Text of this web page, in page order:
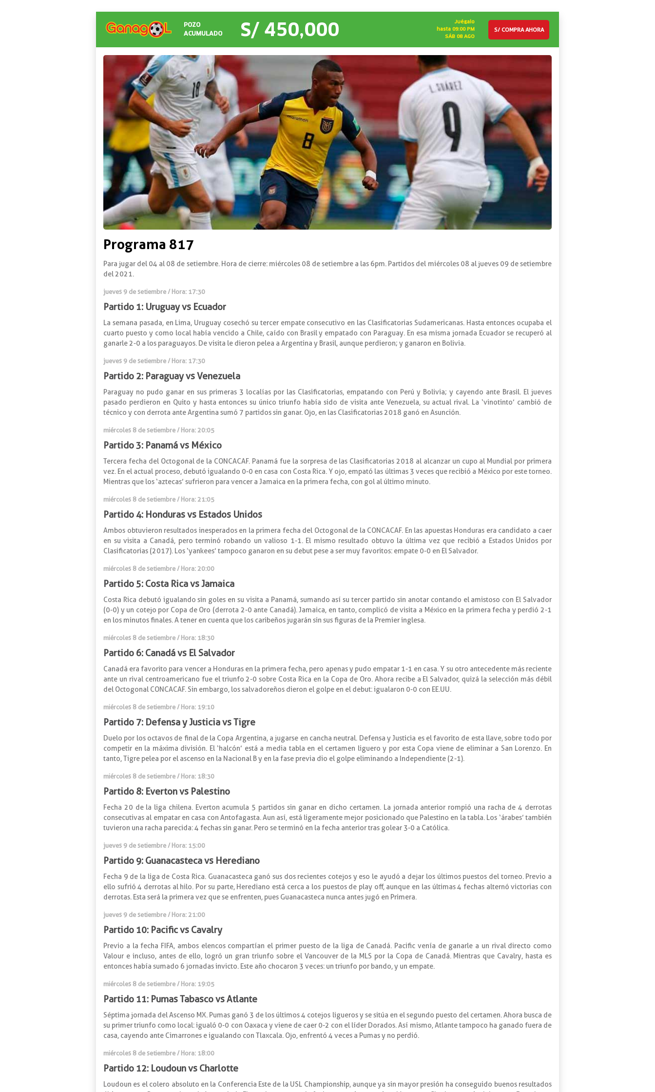
POZO
ACUMULADO
S/ 450,000
Juégalo
hasta 09:00 PM
SÁB 08 AGO
S/ COMPRA AHORA
Programa 817
Para jugar del 04 al 08 de setiembre. Hora de cierre: miércoles 08 de setiembre a las 6pm. Partidos del miércoles 08 al jueves 09 de setiembre
del 2021.
jueves 9 de setiembre / Hora: 17:30
Partido 1: Uruguay vs Ecuador
La semana pasada, en Lima, Uruguay cosechó su tercer empate consecutivo en las Clasificatorias Sudamericanas. Hasta entonces ocupaba el
cuarto puesto y como local había vencido a Chile, caído con Brasil y empatado con Paraguay. En esa misma jornada Ecuador se recuperó al
ganarle 2-0 a los paraguayos. De visita le dieron pelea a Argentina y Brasil, aunque perdieron; y ganaron en Bolivia.
jueves 9 de setiembre / Hora: 17:30
Partido 2: Paraguay vs Venezuela
Paraguay no pudo ganar en sus primeras 3 localías por las Clasificatorias, empatando con Perú y Bolivia; y cayendo ante Brasil. El jueves
pasado perdieron en Quito y hasta entonces su único triunfo había sido de visita ante Venezuela, su actual rival. La ‘vinotinto’ cambió de
técnico y con derrota ante Argentina sumó 7 partidos sin ganar. Ojo, en las Clasificatorias 2018 ganó en Asunción.
miércoles 8 de setiembre / Hora: 20:05
Partido 3: Panamá vs México
Tercera fecha del Octogonal de la CONCACAF. Panamá fue la sorpresa de las Clasificatorias 2018 al alcanzar un cupo al Mundial por primera
vez. En el actual proceso, debutó igualando 0-0 en casa con Costa Rica. Y ojo, empató las últimas 3 veces que recibió a México por este torneo.
Mientras que los ‘aztecas’ sufrieron para vencer a Jamaica en la primera fecha, con gol al último minuto.
miércoles 8 de setiembre / Hora: 21:05
Partido 4: Honduras vs Estados Unidos
Ambos obtuvieron resultados inesperados en la primera fecha del Octogonal de la CONCACAF. En las apuestas Honduras era candidato a caer
en su visita a Canadá, pero terminó robando un valioso 1-1. El mismo resultado obtuvo la última vez que recibió a Estados Unidos por
Clasificatorias (2017). Los ‘yankees’ tampoco ganaron en su debut pese a ser muy favoritos: empate 0-0 en El Salvador.
miércoles 8 de setiembre / Hora: 20:00
Partido 5: Costa Rica vs Jamaica
Costa Rica debutó igualando sin goles en su visita a Panamá, sumando así su tercer partido sin anotar contando el amistoso con El Salvador
(0-0) y un cotejo por Copa de Oro (derrota 2-0 ante Canadá). Jamaica, en tanto, complicó de visita a México en la primera fecha y perdió 2-1
en los minutos finales. A tener en cuenta que los caribeños jugarán sin sus figuras de la Premier inglesa.
miércoles 8 de setiembre / Hora: 18:30
Partido 6: Canadá vs El Salvador
Canadá era favorito para vencer a Honduras en la primera fecha, pero apenas y pudo empatar 1-1 en casa. Y su otro antecedente más reciente
ante un rival centroamericano fue el triunfo 2-0 sobre Costa Rica en la Copa de Oro. Ahora recibe a El Salvador, quizá la selección más débil
del Octogonal CONCACAF. Sin embargo, los salvadoreños dieron el golpe en el debut: igualaron 0-0 con EE.UU.
miércoles 8 de setiembre / Hora: 19:10
Partido 7: Defensa y Justicia vs Tigre
Duelo por los octavos de final de la Copa Argentina, a jugarse en cancha neutral. Defensa y Justicia es el favorito de esta llave, sobre todo por
competir en la máxima división. El ‘halcón’ está a media tabla en el certamen liguero y por esta Copa viene de eliminar a San Lorenzo. En
tanto, Tigre pelea por el ascenso en la Nacional B y en la fase previa dio el golpe eliminando a Independiente (2-1).
miércoles 8 de setiembre / Hora: 18:30
Partido 8: Everton vs Palestino
Fecha 20 de la liga chilena. Everton acumula 5 partidos sin ganar en dicho certamen. La jornada anterior rompió una racha de 4 derrotas
consecutivas al empatar en casa con Antofagasta. Aun así, está ligeramente mejor posicionado que Palestino en la tabla. Los ‘árabes’ también
tuvieron una racha parecida: 4 fechas sin ganar. Pero se terminó en la fecha anterior tras golear 3-0 a Católica.
jueves 9 de setiembre / Hora: 15:00
Partido 9: Guanacasteca vs Herediano
Fecha 9 de la liga de Costa Rica. Guanacasteca ganó sus dos recientes cotejos y eso le ayudó a dejar los últimos puestos del torneo. Previo a
ello sufrió 4 derrotas al hilo. Por su parte, Herediano está cerca a los puestos de play off, aunque en las últimas 4 fechas alternó victorias con
derrotas. Esta será la primera vez que se enfrenten, pues Guanacasteca nunca antes jugó en Primera.
jueves 9 de setiembre / Hora: 21:00
Partido 10: Pacific vs Cavalry
Previo a la fecha FIFA, ambos elencos compartían el primer puesto de la liga de Canadá. Pacific venía de ganarle a un rival directo como
Valour e incluso, antes de ello, logró un gran triunfo sobre el Vancouver de la MLS por la Copa de Canadá. Mientras que Cavalry, hasta es
entonces había sumado 6 jornadas invicto. Este año chocaron 3 veces: un triunfo por bando, y un empate.
miércoles 8 de setiembre / Hora: 19:05
Partido 11: Pumas Tabasco vs Atlante
Séptima jornada del Ascenso MX. Pumas ganó 3 de los últimos 4 cotejos ligueros y se sitúa en el segundo puesto del certamen. Ahora busca de
su primer triunfo como local: igualó 0-0 con Oaxaca y viene de caer 0-2 con el líder Dorados. Así mismo, Atlante tampoco ha ganado fuera de
casa, cayendo ante Cimarrones e igualando con Tlaxcala. Ojo, enfrentó 4 veces a Pumas y no perdió.
miércoles 8 de setiembre / Hora: 18:00
Partido 12: Loudoun vs Charlotte
Loudoun es el colero absoluto en la Conferencia Este de la USL Championship, aunque ya sin mayor presión ha conseguido buenos resultados